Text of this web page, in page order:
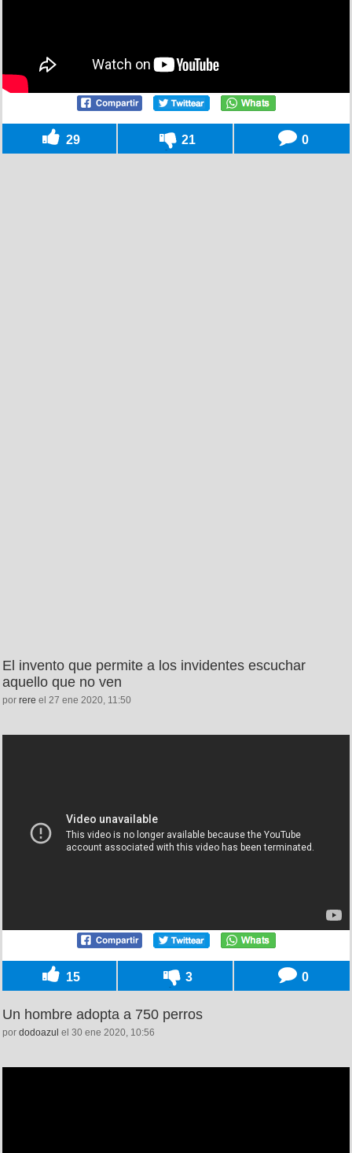
29 21 0
El invento que permite a los invidentes escuchar
aquello que no ven
por rere el 27 ene 2020, 11:50
15 3 0
Un hombre adopta a 750 perros
por dodoazul el 30 ene 2020, 10:56